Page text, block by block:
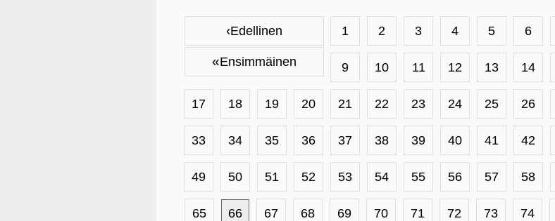
‹Edellinen
«Ensimmäinen
1 2 3 4 5 6
9 10 11 12 13 14
17 18 19 20 21 22 23 24 25 26
33 34 35 36 37 38 39 40 41 42
49 50 51 52 53 54 55 56 57 58
65 66 67 68 69 70 71 72 73 74